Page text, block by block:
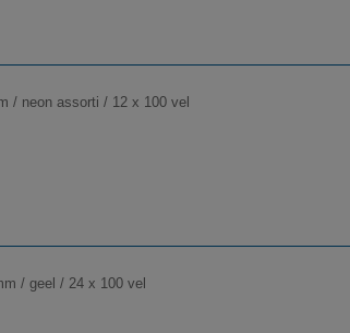
/ neon assorti / 12 x 100 vel
/ geel / 24 x 100 vel